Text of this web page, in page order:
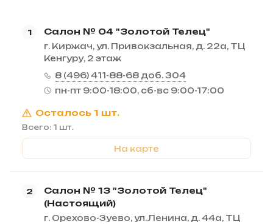
1 Салон № 04 "Золотой Телец"
г. Киржач, ул. Привокзальная, д. 22а, ТЦ
Кенгуру, 2 этаж
8 (496) 411-88-68 доб. 304
пн-пт 9:00-18:00, сб-вс 9:00-17:00
Осталось 1 шт.
Всего: 1 шт.
На карте
2
Салон № 13 "Золотой Телец"
(Настоящий)
г. Орехово-Зуево, ул.Ленина, д. 44а, ТЦ